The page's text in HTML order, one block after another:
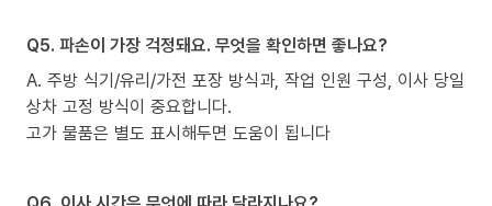
Q5. 파손이 가장 걱정돼요. 무엇을 확인하면 좋나요?
A. 주방 식기/유리/가전 포장 방식과, 작업 인원 구성, 이사 당일
상차 고정 방식이 중요합니다.
고가 물품은 별도 표시해두면 도움이 됩니다